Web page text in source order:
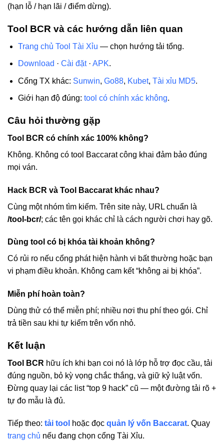
(hạn lỗ / hạn lãi / điểm dừng).
Tool BCR và các hướng dẫn liên quan
Trang chủ Tool Tài Xỉu — chọn hướng tải tổng.
Download · Cài đặt· APK.
Cổng TX khác: Sunwin, Go88, Kubet, Tài xỉu MD5.
Giới hạn độ đúng: tool có chính xác không.
Câu hỏi thường gặp
Tool BCR có chính xác 100% không?
Không. Không có tool Baccarat công khai đảm bảo đúng
mọi ván.
Hack BCR và Tool Baccarat khác nhau?
Cùng một nhóm tìm kiếm. Trên site này, URL chuẩn là
/tool-bcr/; các tên gọi khác chỉ là cách người chơi hay gõ.
Dùng tool có bị khóa tài khoản không?
Có rủi ro nếu cổng phát hiện hành vi bất thường hoặc bạn
vi phạm điều khoản. Không cam kết “không ai bị khóa”.
Miễn phí hoàn toàn?
Dùng thử có thể miễn phí; nhiều nơi thu phí theo gói. Chỉ
trả tiền sau khi tự kiểm trên vốn nhỏ.
Kết luận
Tool BCR hữu ích khi bạn coi nó là lớp hỗ trợ đọc cầu, tải
đúng nguồn, bỏ kỳ vọng chắc thắng, và giữ kỷ luật vốn.
Đừng quay lại các list “top 9 hack” cũ — một đường tải rõ +
tự đo mẫu là đủ.
Tiếp theo: tải tool hoặc đọc quản lý vốn Baccarat. Quay
trang chủ nếu đang chọn cổng Tài Xỉu.